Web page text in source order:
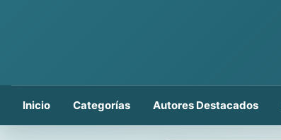
Inicio Categorías Autores Destacados